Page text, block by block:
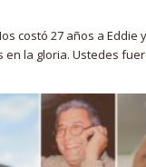
costó 27 años a
en la gloria. Ustedes